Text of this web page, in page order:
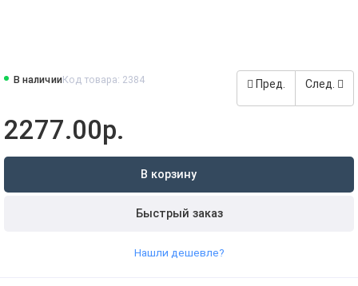
Пред. След.
В наличииКод товара: 2384
2277.00р.
В корзину
Быстрый заказ
Нашли дешевле?